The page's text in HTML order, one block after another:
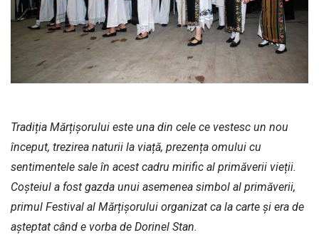
Tradiția Mărțișorului este una din cele ce vestesc un nou
început, trezirea naturii la viață, prezența omului cu
sentimentele sale în acest cadru mirific al primăverii vieții.
Coșteiul a fost gazda unui asemenea simbol al primăverii,
primul Festival al Mărțișorului organizat ca la carte și era de
așteptat când e vorba de Dorinel Stan.